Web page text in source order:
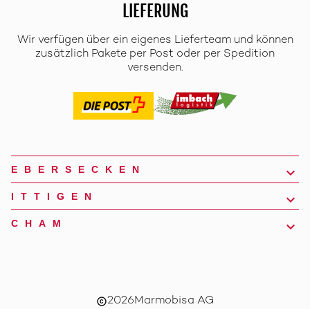
LIEFERUNG
Wir verfügen über ein eigenes Lieferteam und können
zusätzlich Pakete per Post oder per Spedition
versenden.
EBERSECKEN
ITTIGEN
CHAM
copyright2026Marmobisa AG